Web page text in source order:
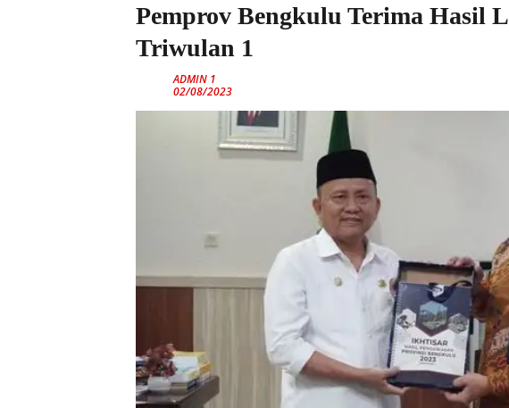
Pemprov Bengkulu Terima Hasil
Triwulan 1
ADMIN 1
02/08/2023